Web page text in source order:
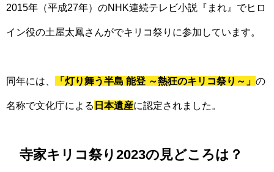
2015年（平成27年）のNHK連続テレビ小説『まれ』でヒロ
イン役の土屋太鳳さんがでキリコ祭りに参加しています。
同年には、 「灯り舞う半島 能登 ～熱狂のキリコ祭り～」 の
名称で文化庁による 日本遺産に認定されました。
寺家キリコ祭り2023の見どころは？